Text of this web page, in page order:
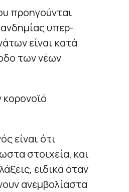
προηγούνται
υπερ-
είναι κατά
των νέων
είναι ότι
στοιχεία, και
ειδικά όταν
ανεμβολίαστα